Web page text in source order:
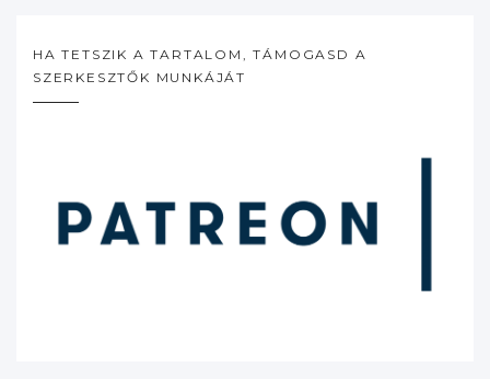
HA TETSZIK A TARTALOM, TÁMOGASD A
SZERKESZTŐK MUNKÁJÁT